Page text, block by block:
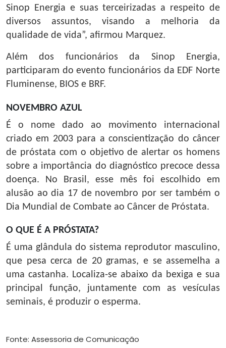
Sinop Energia e suas terceirizadas a respeito de
diversos assuntos, visando a melhoria da
qualidade de vida”, afirmou Marquez.
Além dos funcionários da Sinop Energia,
participaram do evento funcionários da EDF Norte
Fluminense, BIOS e BRF.
NOVEMBRO AZUL
É o nome dado ao movimento internacional
criado em 2003 para a conscientização do câncer
de próstata com o objetivo de alertar os homens
sobre a importância do diagnóstico precoce dessa
doença. No Brasil, esse mês foi escolhido em
alusão ao dia 17 de novembro por ser também o
Dia Mundial de Combate ao Câncer de Próstata.
O QUE É A PRÓSTATA?
É uma glândula do sistema reprodutor masculino,
que pesa cerca de 20 gramas, e se assemelha a
uma castanha. Localiza-se abaixo da bexiga e sua
principal função, juntamente com as vesículas
seminais, é produzir o esperma.
Fonte: Assessoria de Comunicação